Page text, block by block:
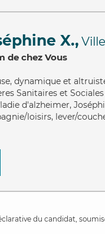
X.,
de chez Vous
, dynamique et
Sanitaires et
d'alzheimer,
loisirs, lever/
du candidat,